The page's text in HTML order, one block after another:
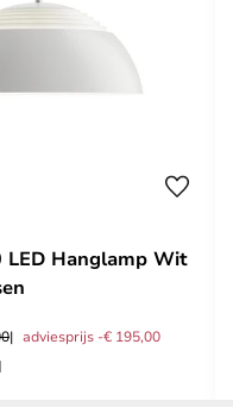
LED Hanglamp Wit
adviesprijs -€ 195,00